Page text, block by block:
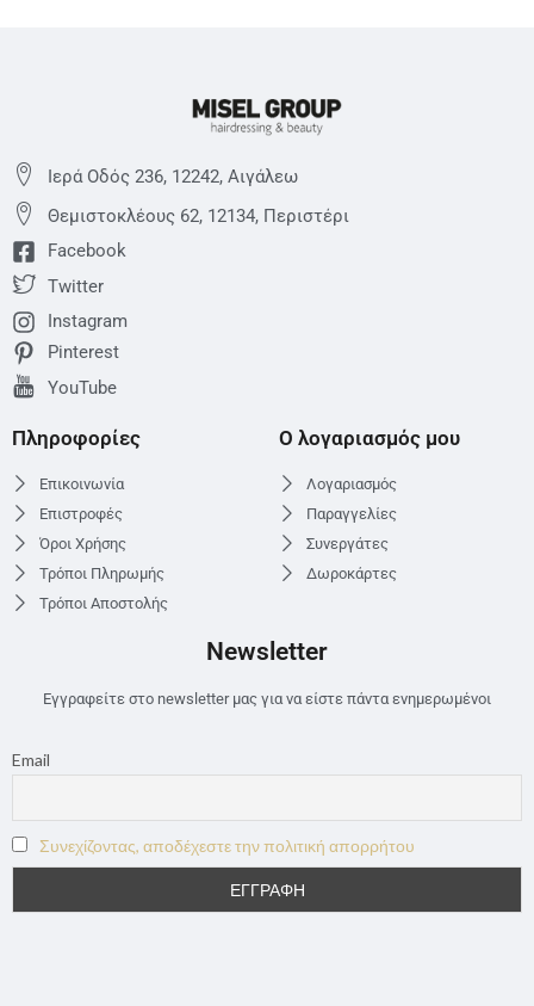
Ιερά Οδός 236, 12242, Αιγάλεω
Θεμιστoκλέους 62, 12134, Περιστέρι
Facebook
Twitter
Instagram
Pinterest
YouTube
Πληροφορίες
Επικοινωνία
Επιστροφές
Όροι Χρήσης
Τρόποι Πληρωμής
Τρόποι Αποστολής
Ο λογαριασμός μου
Λογαριασμός
Παραγγελίες
Συνεργάτες
Δωροκάρτες
Newsletter
Εγγραφείτε στο newsletter μας για να είστε πάντα ενημερωμένοι
Email
Συνεχίζοντας, αποδέχεστε την πολιτική απορρήτου